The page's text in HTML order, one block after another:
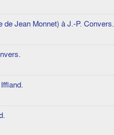
de Jean Monnet) à J.-P. Convers.